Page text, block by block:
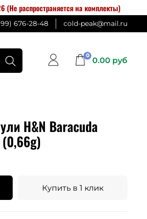
распространяется на комплекты)
676-28-48 cold-peak@mail.ru
0 0.00 руб
H&N Baracuda
Купить в 1 клик